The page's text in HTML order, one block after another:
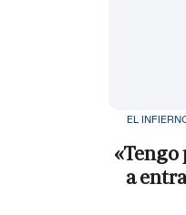
EL
a